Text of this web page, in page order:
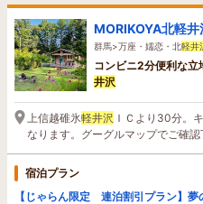
MORIKOYA北軽井
群馬>万座・嬬恋・北軽井
コンビニ2分便利な
井沢
上信越碓氷軽井沢 ＩＣより30分。
なります。グーグルマップでご確
宿泊プラン
【じゃらん限定 連泊割引プラン】